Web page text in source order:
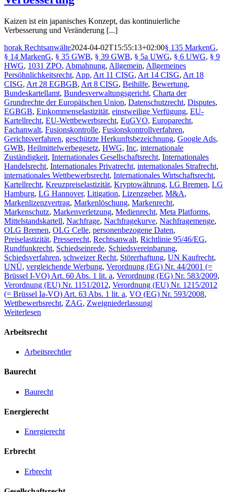
Kaizen ist ein japanisches Konzept, das kontinuierliche
Verbesserung und Veränderung [...]
horak Rechtsanwälte2024-04-02T15:55:13+02:00§ 135 MarkenG,
§ 14 MarkenG, § 35 GWB, § 39 GWB, § 5a UWG, § 6 UWG, § 9
HWG, 1031 ZPO, Abmahnung, Allgemein, Allgemeines
Persöhnlichkeitsrecht, App, Art 11 CISG, Art 14 CISG, Art 18
CISG, Art 28 EGBGB, Art 8 CISG, Beihilfe, Bewertung,
Bundeskartellamt, Bundesverwaltungsgericht, Charta der
Grundrechte der Europäischen Union, Datenschutzrecht, Disputes,
EGBGB, Einkommenselastizität, einstweilige Verfügung, EU-
Kartellrecht, EU-Wettbewerbsrecht, EuGVO, Europarecht,
Fachanwalt, Fusionskontrolle, Fusionskontrollverfahren,
Gerichtsverfahren, geschützte Herkunftsbezeichnung, Google Ads,
GWB, Heilmittelwerbegesetz, HWG, Inc, internationale
Zuständigkeit, Internationales Gesellschaftsrecht, Internationales
Handelsrecht, Internationales Privatrecht, internationales Strafrecht,
internationales Wettbewerbsrecht, Internationales Wirtschaftsrecht,
Kartellrecht, Kreuzpreiselastizität, Kryptowährung, LG Bremen, LG
Hamburg, LG Hannover, Litigation, Lizenzgeber, M&A,
Markenlizenzvertrag, Markenlöschung, Markenrecht,
Markenschutz, Markenverletzung, Medienrecht, Meta Platforms,
Mittelstandskartell, Nachfrage, Nachfragekurve, Nachfragemenge,
OLG Bremen, OLG Celle, personenbezogene Daten,
Preiselastizität, Presserecht, Rechtsanwalt, Richtlinie 95/46/EG,
Rundfunkrecht, Schiedseinrede, Schiedsvereinbarung,
Schiedsverfahren, schweizer Recht, Störerhaftung, UN Kaufrecht,
UNÜ, vergleichende Werbung, Verordnung (EG) Nr. 44/2001 (=
Brüssel I-VO) Art. 60 Abs. 1 lit. a, Verordnung (EG) Nr. 583/2009,
Verordnung (EU) Nr. 1151/2012, Verordnung (EU) Nr. 1215/2012
(= Brüssel Ia-VO) Art. 63 Abs. 1 lit. a, VO (EG) Nr. 593/2008,
Wettbewerbsrecht, ZAG, Zweigniederlassung|
Weiterlesen
Arbeitsrecht
Arbeitsrechtler
Baurecht
Baurecht
Energierecht
Energierecht
Erbrecht
Erbrecht